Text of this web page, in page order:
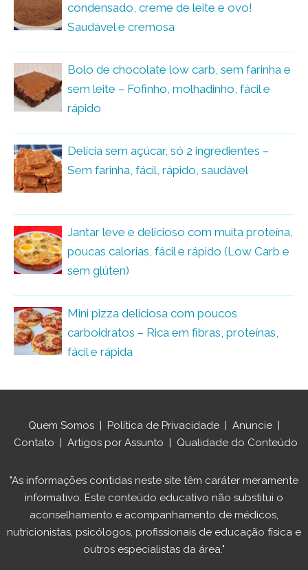
condensado, creme de leite e ovo!
Saudável e cremosa
Bolo de chocolate low carb, sem farinha e
sem leite – Fofinho, molhadinho, fácil e
rápido
Delícia sem açúcar, só 2 ingredientes –
Sem farinha, fácil, rápido, saudável
Jantar leve e delicioso com muita proteína,
poucas calorias, fácil e rápido (Low Carb e
sem glúten)
Mini pizza deliciosa com poucos
carboidratos – Rica em fibras, proteínas,
fácil e rápida
Quem Somos | Política de Privacidade | Anuncie |
Contato | Artigos por Assunto | Qualidade do Conteúdo
"As informações contidas neste site têm caráter meramente
informativo. Este conteúdo educativo não substitui o
aconselhamento e acompanhamento de médicos,
nutricionistas, psicólogos, profissionais de educação física e
outros especialistas da área."